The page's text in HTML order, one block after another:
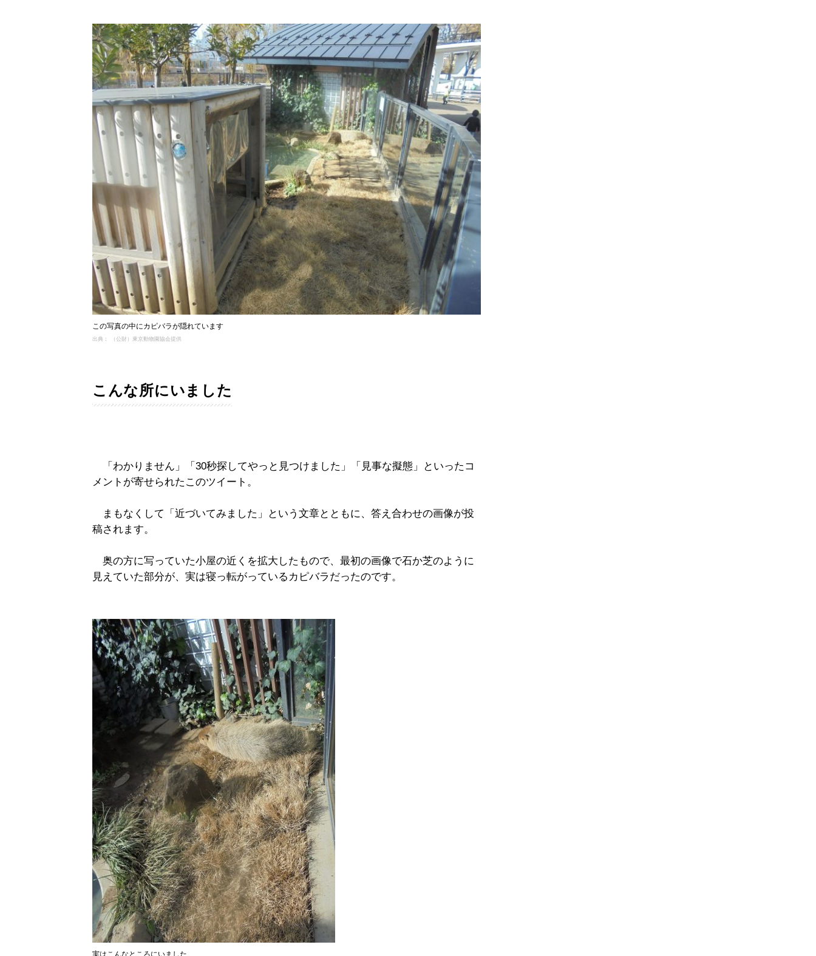
この写真の中にカピバラが隠れています
出典： （公財）東京動物園協会提供
こんな所にいました
「わかりません」「30秒探してやっと見つけました」「見事な擬態」といったコ
メントが寄せられたこのツイート。
まもなくして「近づいてみました」という文章とともに、答え合わせの画像が投
稿されます。
奥の方に写っていた小屋の近くを拡大したもので、最初の画像で石か芝のように
見えていた部分が、実は寝っ転がっているカピバラだったのです。
実はこんなところにいました